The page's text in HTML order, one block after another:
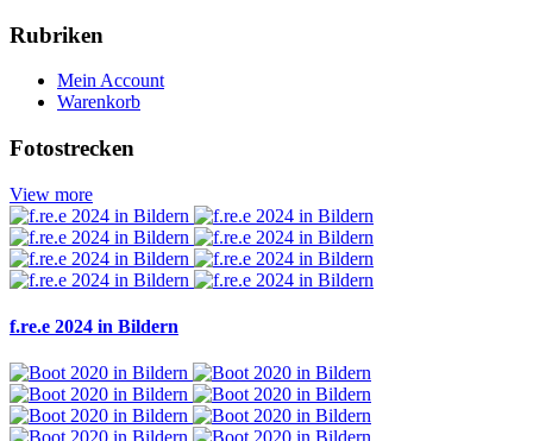
Rubriken
Mein Account
Warenkorb
Fotostrecken
View more
f.re.e 2024 in Bildern